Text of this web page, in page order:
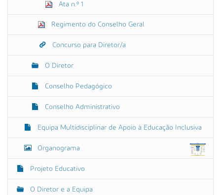
Ata n.º 1
Regimento do Conselho Geral
Concurso para Diretor/a
O Diretor
Conselho Pedagógico
Conselho Administrativo
Equipa Multidisciplinar de Apoio à Educação Inclusiva
Organograma
Projeto Educativo
O Diretor e a Equipa